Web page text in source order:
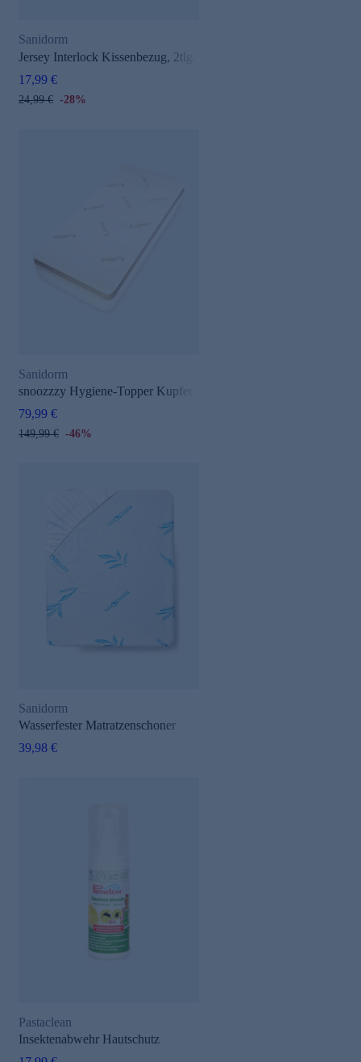
Sanidorm
Jersey Interlock Kissenbezug, 2tlg.
17,99 €
24,99 € -28%
Sanidorm
snoozzzy Hygiene-Topper Kupfer
79,99 €
149,99 € -46%
Sanidorm
Wasserfester Matratzenschoner
39,98 €
Pastaclean
Insektenabwehr Hautschutz